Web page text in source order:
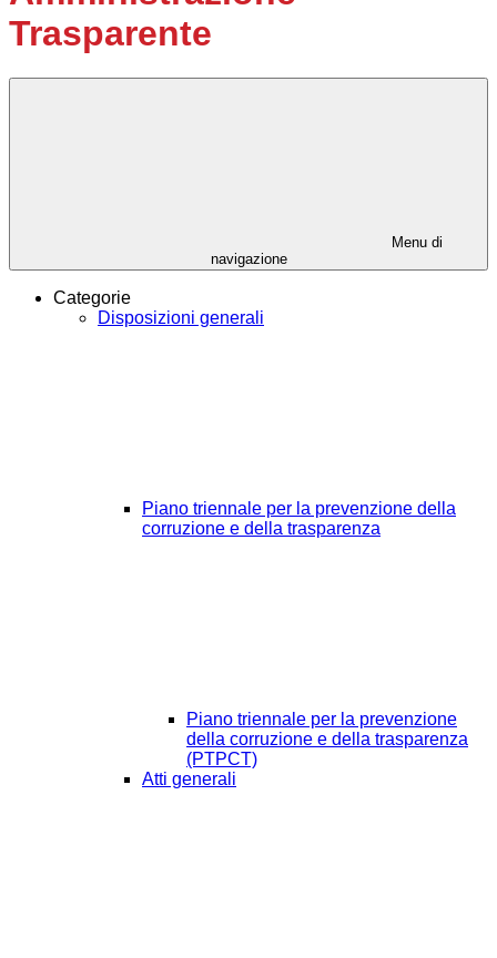
Trasparente
Menu di
navigazione
Categorie
Disposizioni generali
Piano triennale per la prevenzione della
corruzione e della trasparenza
Piano triennale per la prevenzione
della corruzione e della trasparenza
(PTPCT)
Atti generali